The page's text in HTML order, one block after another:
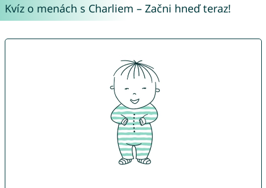
Kvíz o menách s Charliem – Začni hneď teraz!